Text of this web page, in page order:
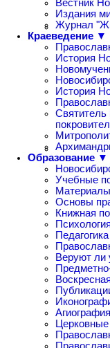
Вестник
Издания
Журнал
Краеведение ▼
История
История
Образование ▼
Учебные
Основы
Книжная
Психология
Педагогика
Веруют ли
Агиография